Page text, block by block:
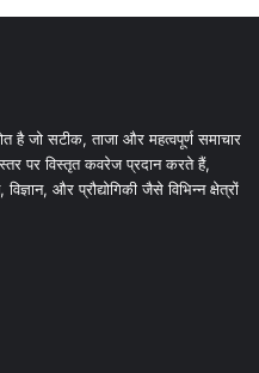
है जो सटीक, ताजा और महत्वपूर्ण समाचार
स्तर पर विस्तृत कवरेज प्रदान करते हैं,
और प्रौद्योगिकी जैसे विभिन्न क्षेत्रों